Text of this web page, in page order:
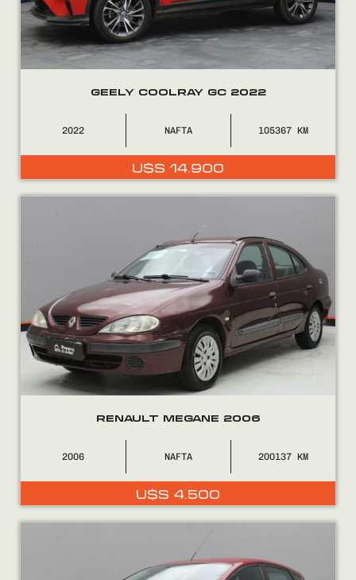
Encontranos en
GEELY COOLRAY GC 2022
2022 NAFTA 105367
U$S 14.900
RENAULT MEGANE 2006
2006 NAFTA 200137
U$S 4.500